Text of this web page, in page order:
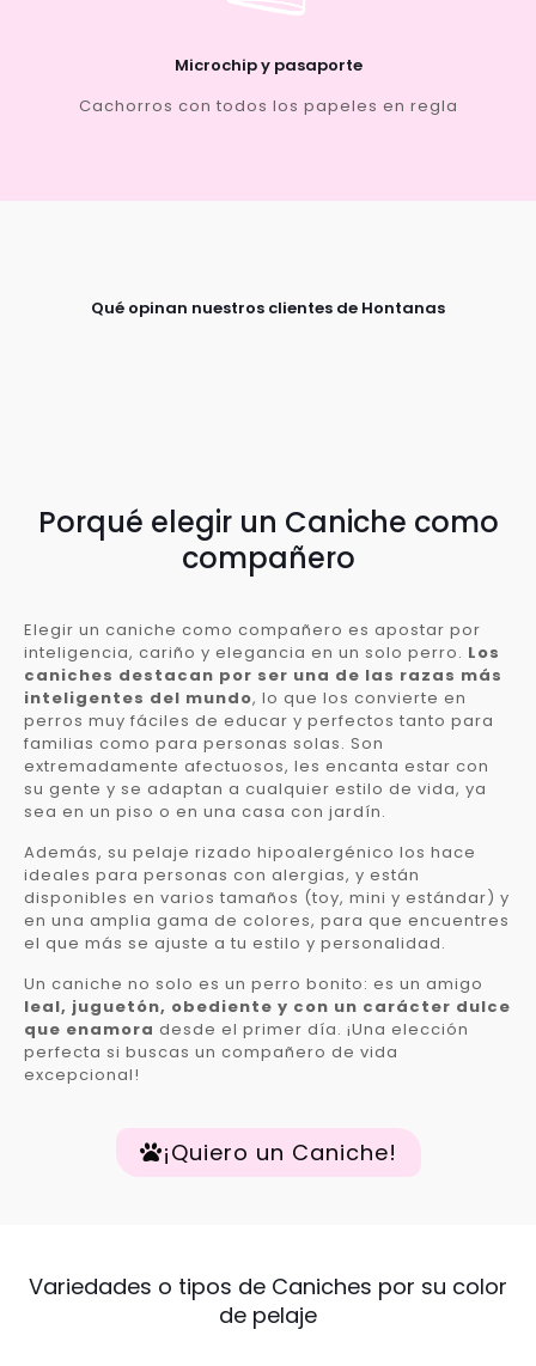
Microchip y pasaporte
Cachorros con todos los papeles en regla
Qué opinan nuestros clientes de Hontanas
Porqué elegir un Caniche como
compañero
Elegir un caniche como compañero es apostar por
inteligencia, cariño y elegancia en un solo perro. Los
caniches destacan por ser una de las razas más
inteligentes del mundo, lo que los convierte en
perros muy fáciles de educar y perfectos tanto para
familias como para personas solas. Son
extremadamente afectuosos, les encanta estar con
su gente y se adaptan a cualquier estilo de vida, ya
sea en un piso o en una casa con jardín.
Además, su pelaje rizado hipoalergénico los hace
ideales para personas con alergias, y están
disponibles en varios tamaños (toy, mini y estándar) y
en una amplia gama de colores, para que encuentres
el que más se ajuste a tu estilo y personalidad.
Un caniche no solo es un perro bonito: es un amigo
leal, juguetón, obediente y con un carácter dulce
que enamora desde el primer día. ¡Una elección
perfecta si buscas un compañero de vida
excepcional!
¡Quiero un Caniche!
Variedades o tipos de Caniches por su color
de pelaje